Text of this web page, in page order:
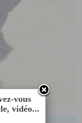
vous
vidéo...